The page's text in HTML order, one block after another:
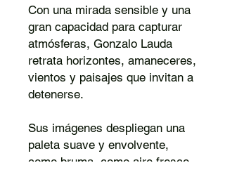
Con una mirada sensible y una
gran capacidad para capturar
atmósferas, Gonzalo Lauda
retrata horizontes, amaneceres,
vientos y paisajes que invitan a
detenerse.
Sus imágenes despliegan una
paleta suave y envolvente,
como bruma, como aire fresco.